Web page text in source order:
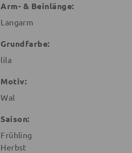
Arm- & Beinlänge:
Langarm
Grundfarbe:
lila
Motiv:
Wal
Saison:
Frühling
Herbst